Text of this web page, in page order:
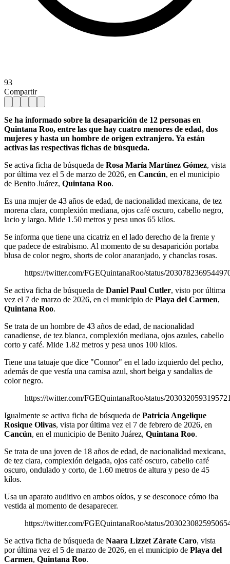
93
Compartir
Se ha informado sobre la desaparición de 12 personas en
Quintana Roo, entre las que hay cuatro menores de edad, dos
mujeres y hasta un hombre de origen extranjero. Ya están
activas las respectivas fichas de búsqueda.
Se activa ficha de búsqueda de Rosa María Martínez Gómez, vista
por última vez el 5 de marzo de 2026, en Cancún, en el municipio
de Benito Juárez, Quintana Roo.
Es una mujer de 43 años de edad, de nacionalidad mexicana, de tez
morena clara, complexión mediana, ojos café oscuro, cabello negro,
lacio y largo. Mide 1.50 metros y pesa unos 65 kilos.
Se informa que tiene una cicatriz en el lado derecho de la frente y
que padece de estrabismo. Al momento de su desaparición portaba
blusa de color negro, shorts de color anaranjado, y chanclas rosas.
https://twitter.com/FGEQuintanaRoo/status/
Se activa ficha de búsqueda de Daniel Paul Cutler, visto por última
vez el 7 de marzo de 2026, en el municipio de Playa del Carmen,
Quintana Roo.
Se trata de un hombre de 43 años de edad, de nacionalidad
canadiense, de tez blanca, complexión mediana, ojos azules, cabello
corto y café. Mide 1.82 metros y pesa unos 100 kilos.
Tiene una tatuaje que dice "Connor" en el lado izquierdo del pecho,
además de que vestía una camisa azul, short beiga y sandalias de
color negro.
https://twitter.com/FGEQuintanaRoo/status/
Igualmente se activa ficha de búsqueda de Patricia Angelique
Rosique Olivas, vista por última vez el 7 de febrero de 2026, en
Cancún, en el municipio de Benito Juárez, Quintana Roo.
Se trata de una joven de 18 años de edad, de nacionalidad mexicana,
de tez clara, complexión delgada, ojos café oscuro, cabello café
oscuro, ondulado y corto, de 1.60 metros de altura y peso de 45
kilos.
Usa un aparato auditivo en ambos oídos, y se desconoce cómo iba
vestida al momento de desaparecer.
https://twitter.com/FGEQuintanaRoo/status/
Se activa ficha de búsqueda de Naara Lizzet Zárate Caro, vista
por última vez el 5 de marzo de 2026, en el municipio de Playa del
Carmen, Quintana Roo.